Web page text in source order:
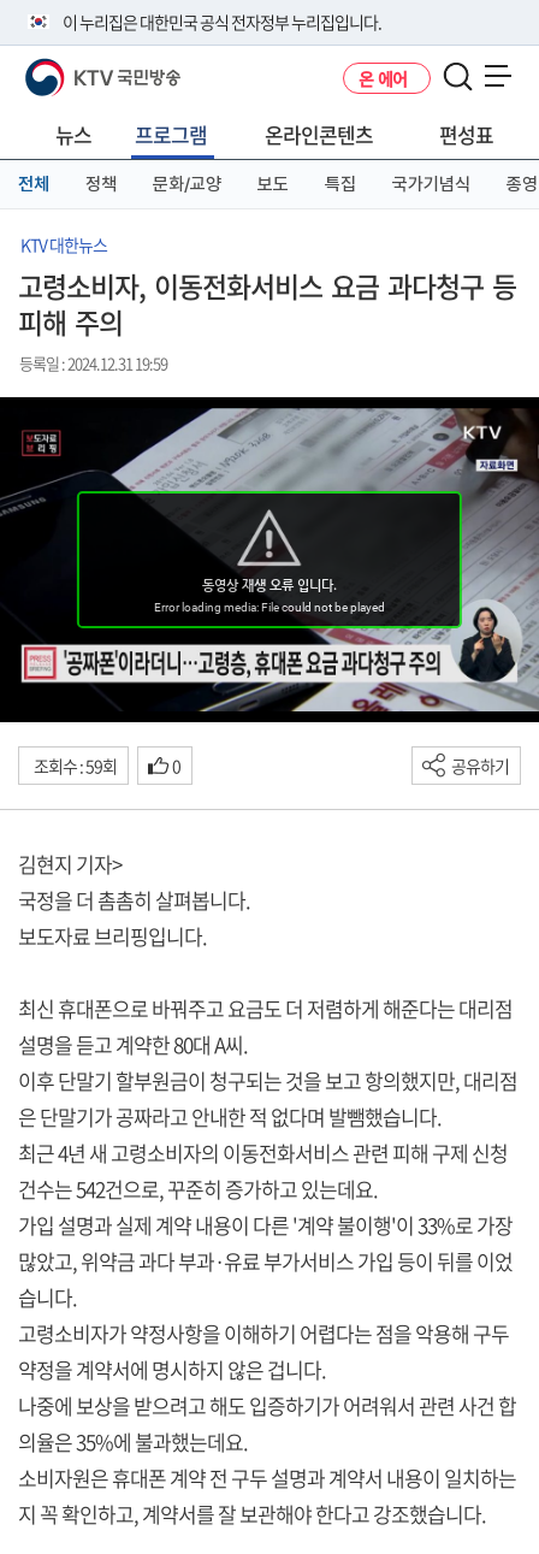
이 누리집은 대한민국 공식 전자정부 누리집입니다.
공식 누리집 주소 확인하기
니다.
이밖에 or.kr 또는 .kr등 다른 도메인 주소를 사용하고 있다면 아래 URL에
서 도메인 주소를 확인해 보세요
KTV 국민방송 온 에어
뉴스 프로그램 온라인콘텐츠 편성표
전체 정책 문화/교양 보도 특집 국가기념식 종영
KTV 대한뉴스
고령소비자, 이동전화서비스 요금 과다청구 등
피해 주의
등록일 : 2024.12.31 19:59
조회수 : 59회 0 공유하기
김현지 기자>
국정을 더 촘촘히 살펴봅니다.
보도자료 브리핑입니다.
최신 휴대폰으로 바꿔주고 요금도 더 저렴하게 해준다는 대리점
설명을 듣고 계약한 80대 A씨.
이후 단말기 할부원금이 청구되는 것을 보고 항의했지만, 대리점
은 단말기가 공짜라고 안내한 적 없다며 발뺌했습니다.
최근 4년 새 고령소비자의 이동전화서비스 관련 피해 구제 신청
건수는 542건으로, 꾸준히 증가하고 있는데요.
가입 설명과 실제 계약 내용이 다른 '계약 불이행'이 33%로 가장
많았고, 위약금 과다 부과·유료 부가서비스 가입 등이 뒤를 이었
습니다.
고령소비자가 약정사항을 이해하기 어렵다는 점을 악용해 구두
약정을 계약서에 명시하지 않은 겁니다.
나중에 보상을 받으려고 해도 입증하기가 어려워서 관련 사건 합
의율은 35%에 불과했는데요.
소비자원은 휴대폰 계약 전 구두 설명과 계약서 내용이 일치하는
지 꼭 확인하고, 계약서를 잘 보관해야 한다고 강조했습니다.